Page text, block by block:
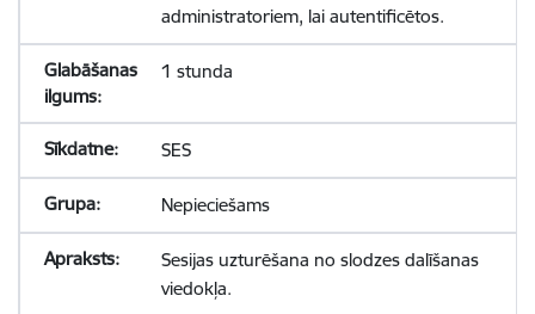
administratoriem, lai autentificētos.
1 stunda
SES
Nepieciešams
Sesijas uzturēšana no slodzes dalīšanas
viedokļa.